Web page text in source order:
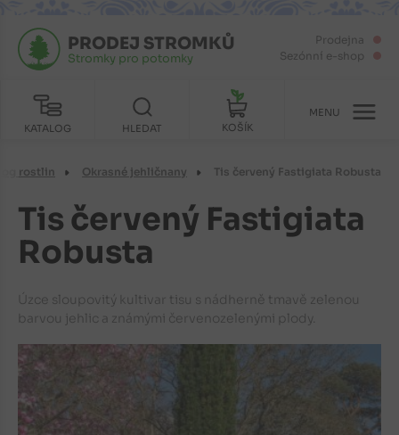
Prodejna
Sezónní e-shop
KATALOG
PRODEJ STROMKŮ
Stromky pro potomky
HLEDAT KOŠÍK
MENU
rostlin Okrasné jehličnany Tis červený Fastigiata Robusta
Tis červený Fastigiata
Robusta
Úzce sloupovitý kultivar tisu s nádherně tmavě zelenou
barvou jehlic a známými červenozelenými plody.